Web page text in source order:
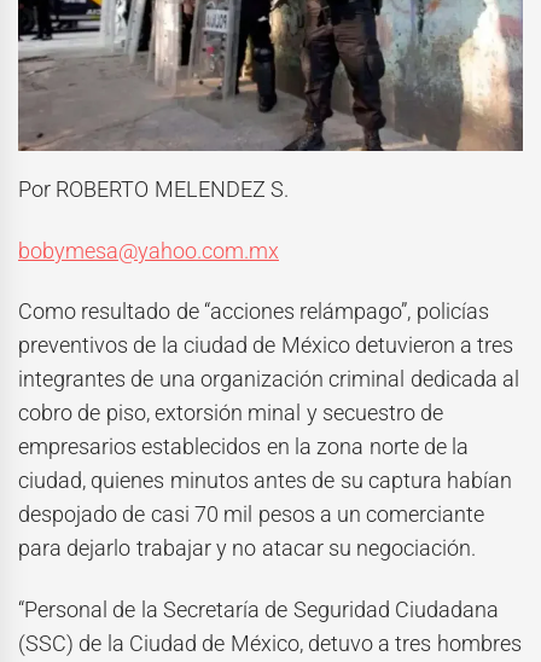
Por ROBERTO MELENDEZ S.
bobymesa@yahoo.com.mx
Como resultado de “acciones relámpago”, policías
preventivos de la ciudad de México detuvieron a tres
integrantes de una organización criminal dedicada al
cobro de piso, extorsión minal y secuestro de
empresarios establecidos en la zona norte de la
ciudad, quienes minutos antes de su captura habían
despojado de casi 70 mil pesos a un comerciante
para dejarlo trabajar y no atacar su negociación.
“Personal de la Secretaría de Seguridad Ciudadana
(SSC) de la Ciudad de México, detuvo a tres hombres